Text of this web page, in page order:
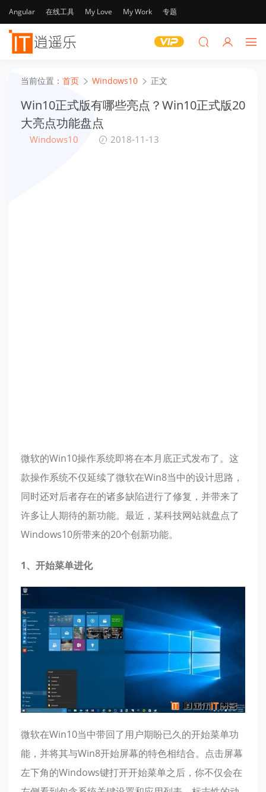
Angular 在线工具 My Love My Work 专题
当前位置： 首页 Windows10 正文
Win10正式版有哪些亮点？Win10正式版20
大亮点功能盘点
Windows10 2018-11-13
微软的Win10操作系统即将在本月底正式发布了。这
款操作系统不仅延续了微软在Win8当中的设计思路，
同时还对后者存在的诸多缺陷进行了修复，并带来了
许多让人期待的新功能。最近，某科技网站就盘点了
Windows10所带来的20个创新功能。
1、开始菜单进化
微软在Win10当中带回了用户期盼已久的开始菜单功
能，并将其与Win8开始屏幕的特色相结合。点击屏幕
左下角的Windows键打开开始菜单之后，你不仅会在